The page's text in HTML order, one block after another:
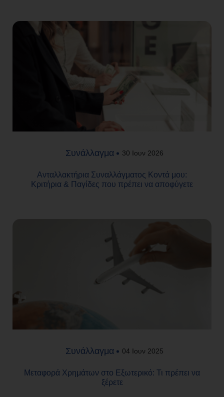
Συνάλλαγμα 30 Ιουν 2026
Ανταλλακτήρια Συναλλάγματος Κοντά μου:
Κριτήρια & Παγίδες που πρέπει να αποφύγετε
Συνάλλαγμα 04 Ιουν 2025
Μεταφορά Χρημάτων στο Εξωτερικό: Τι πρέπει να
ξέρετε